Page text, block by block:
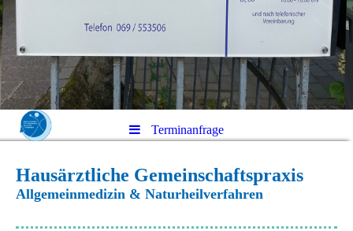
Terminanfrage
Hausärztliche Gemeinschaftspraxis
Allgemeinmedizin & Naturheilverfahren